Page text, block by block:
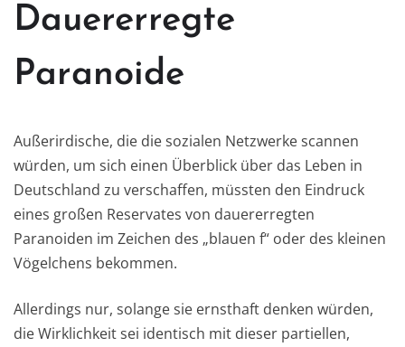
Dauererregte
Paranoide
Außerirdische, die die sozialen Netzwerke scannen
würden, um sich einen Überblick über das Leben in
Deutschland zu verschaffen, müssten den Eindruck
eines großen Reservates von dauererregten
Paranoiden im Zeichen des „blauen f“ oder des kleinen
Vögelchens bekommen.
Allerdings nur, solange sie ernsthaft denken würden,
die Wirklichkeit sei identisch mit dieser partiellen,